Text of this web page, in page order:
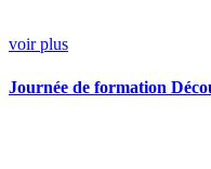
voir plus
Journée de formation